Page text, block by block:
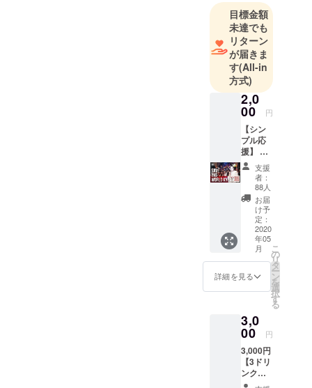
1000人を超
える。名実
ともに京都
最大級のナ
イトクラブ
へと成長。
国内TOPDJ
のイベント
に加え、近
年では
SKRILLEX,S
TEVE
AOKI,Fatboy
Slim,RICHIE
HAWTIN,3LA
U,JONAS
BLUE,YELL
CLAW,W&W
する海外
トップアー
ティストの
招致も行
なってい
目標金額
未達でも
リターン
が届きま
す(All-in
方式)
2,0
00 円
【シン
プル応
援】 シ
ンプル
に応援
して頂
ける方
はこち
らをお
願い致
しま
す。 純
粋に支
援して
下さる
方は、
をお願
い致し
ます。
御礼の
メッ
セージ
をお送
支援
者：
88人
お届
け予
定：
2020
年05
月
詳細を見る
こ
の
リ
タ
ー
ン
を
選
択
す
る
3,0
00 円
3,000円
【3ドリ
ンク付
きチ